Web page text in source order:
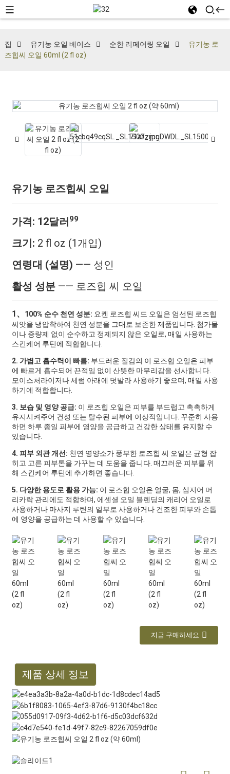
집 유기농 오일 베이스 순한 리페어링 오일
유기농 로
즈힙씨 오일 60ml (2 fl oz)
유기농 로즈힙씨 오일
가격: 12달러99
크기: 2 fl oz (1개입)
연령대 (설명) —— 성인
활성 성분 —— 로즈힙 씨 오일
1、 100% 순수 천연 성분: 요켄 로즈힙 씨드 오일은 엄선된 로즈힙
씨앗을 냉압착하여 천연 성분을 그대로 보존한 제품입니다. 첨가물
이나 증량제 없이 순수하고 정제되지 않은 오일로, 매일 사용하는
스킨케어 루틴에 적합합니다.
2. 가볍고 흡수력이 빠름: 부드러운 질감의 이 로즈힙 오일은 피부
에 빠르게 흡수되어 끈적임 없이 산뜻한 마무리감을 선사합니다.
모이스처라이저나 세럼 아래에 덧발라 사용하기 좋으며, 매일 사용
하기에 적합합니다.
3. 보습 및 영양 공급: 이 로즈힙 오일은 피부를 부드럽고 촉촉하게
유지시켜주어 건성 또는 탈수된 피부에 이상적입니다. 꾸준히 사용
하면 하루 종일 피부에 영양을 공급하고 건강한 상태를 유지할 수
있습니다.
4. 피부 외관 개선: 천연 영양소가 풍부한 로즈힙 씨 오일은 균형 잡
히고 고른 피부톤을 가꾸는 데 도움을 줍니다. 매끄러운 피부를 위
해 스킨케어 루틴에 추가하면 좋습니다.
5. 다양한 용도로 활용 가능: 이 로즈힙 오일은 얼굴, 몸, 심지어 머
리카락 관리에도 적합하며, 에센셜 오일 블렌딩의 캐리어 오일로
사용하거나 마사지 루틴의 일부로 사용하거나 건조한 피부와 손톱
에 영양을 공급하는 데 사용할 수 있습니다.
지금 구매하세요
제품 상세 정보